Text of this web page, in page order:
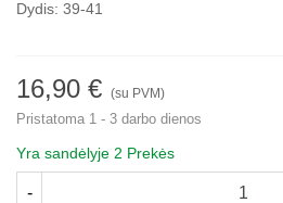
Dydis: 39-41
16,90 € (su PVM)
Pristatoma 1 - 3 darbo dienos
Yra sandėlyje 2 Prekės
-